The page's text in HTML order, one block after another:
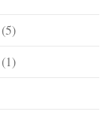
(5)
(1)